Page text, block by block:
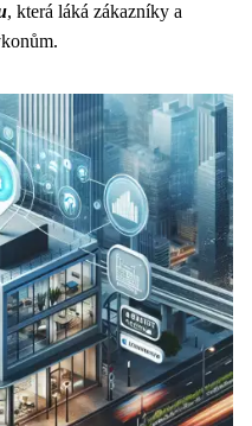
, která láká zákazníky a